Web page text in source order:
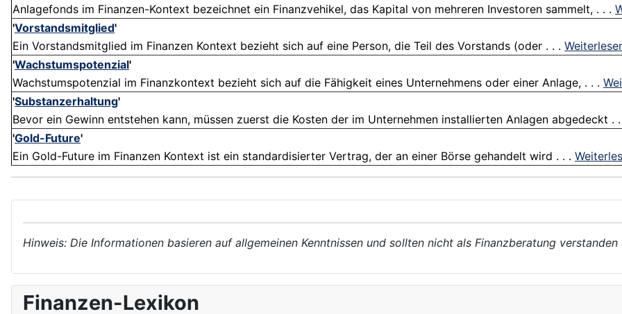
Anlagefonds im Finanzen-Kontext bezeichnet ein Finanzvehikel, das Kapital von mehreren Investoren sammelt, . . .
'Vorstandsmitglied'
Ein Vorstandsmitglied im Finanzen Kontext bezieht sich auf eine Person, die Teil des Vorstands (oder . . .
'Wachstumspotenzial'
Wachstumspotenzial im Finanzkontext bezieht sich auf die Fähigkeit eines Unternehmens oder einer Anlage, . . .
'Substanzerhaltung'
Bevor ein Gewinn entstehen kann, müssen zuerst die Kosten der im Unternehmen installierten Anlagen abgedeckt . .
'Gold-Future'
Ein Gold-Future im Finanzen Kontext ist ein standardisierter Vertrag, der an einer Börse gehandelt wird . . .
Hinweis: Die Informationen basieren auf allgemeinen Kenntnissen und sollten nicht als Finanzberatung verstanden
Finanzen-Lexikon